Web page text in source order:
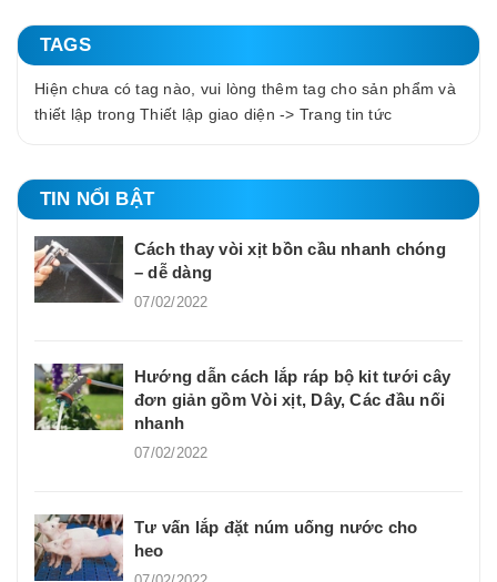
TAGS
Hiện chưa có tag nào, vui lòng thêm tag cho sản phẩm và
thiết lập trong Thiết lập giao diện -> Trang tin tức
TIN NỔI BẬT
Cách thay vòi xịt bồn cầu nhanh chóng
– dễ dàng
07/02/2022
Hướng dẫn cách lắp ráp bộ kit tưới cây
đơn giản gồm Vòi xịt, Dây, Các đầu nối
nhanh
07/02/2022
Tư vấn lắp đặt núm uống nước cho
heo